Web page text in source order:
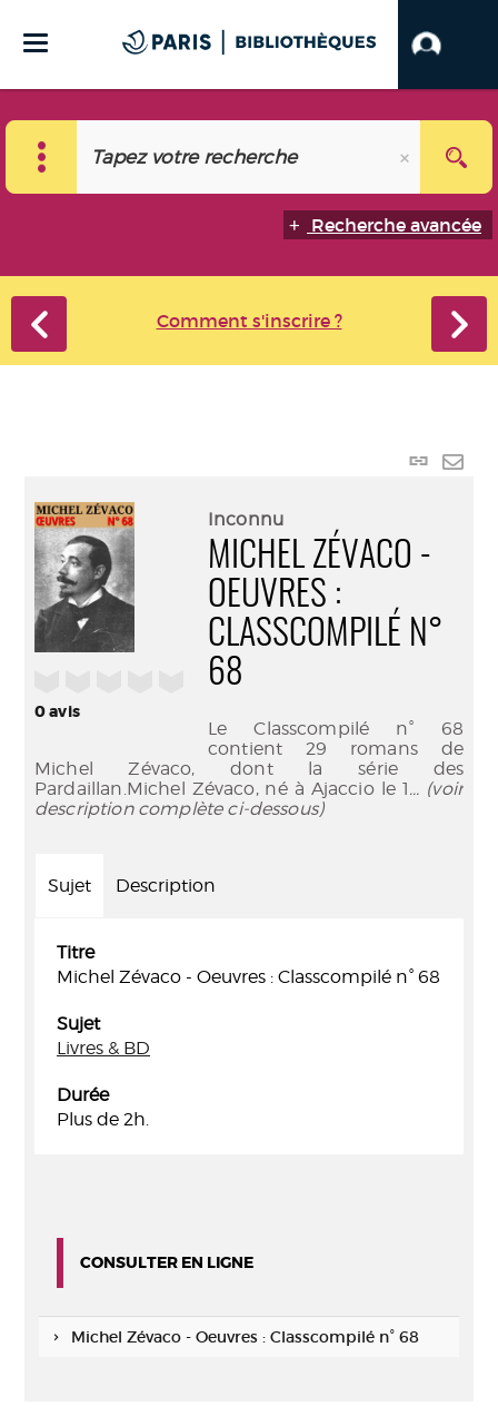
Recherche avancée
Comment s'inscrire ?
Lien
0avis
Inconnu
MICHEL ZÉVACO -
OEUVRES :
CLASSCOMPILÉ N°
68
Le Classcompilé n° 68
contient 29 romans de
Michel Zévaco, dont la série des
Pardaillan.Michel Zévaco, né à Ajaccio le 1... (voir
description complète ci-dessous)
Sujet Description
Titre
Michel Zévaco - Oeuvres : Classcompilé n° 68
Sujet
Livres & BD
Durée
Plus de 2h.
CONSULTER EN LIGNE
Michel Zévaco - Oeuvres : Classcompilé n° 68